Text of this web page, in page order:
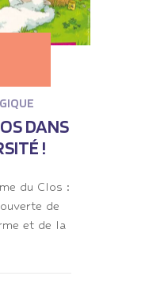
DANS
!
du Clos :
de
et de la